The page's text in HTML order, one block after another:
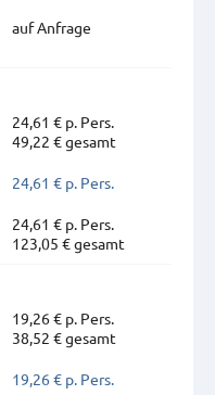
auf Anfrage
24,61 € p. Pers.
49,22 € gesamt
24,61 € p. Pers.
24,61 € p. Pers.
123,05 € gesamt
19,26 € p. Pers.
38,52 € gesamt
19,26 € p. Pers.